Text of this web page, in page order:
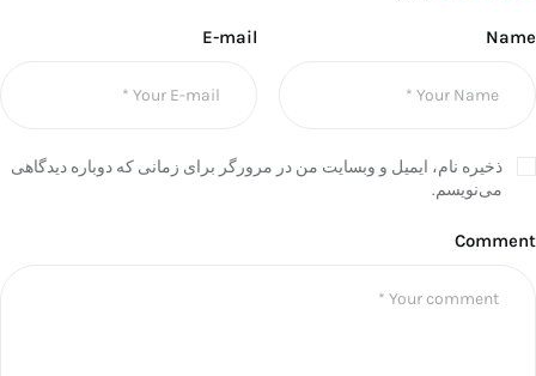
Name
E-mail
ذخیره نام، ایمیل و وبسایت من در مرورگر برای زمانی که دوباره دیدگاهی
می‌نویسم.
Comment